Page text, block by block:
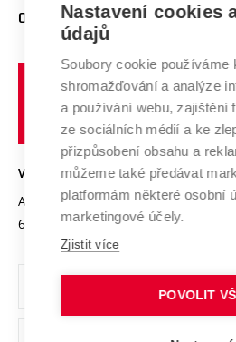
E-přihláška
Doktorské studium
Podpora podnikání
Mezinárodní vědecká rada
Systém zajišťování kvality výzkumu
Výzkumné infrastruktury
Transfer znalostí
Open Science
Projekty
Projekty ze strukturálních fondů
Specifický výzkum
Zahraniční spolupráce
Spolupráce se školami
Služby univerzity
Mezinárodní dohody
Univerzitní sítě
O UNIVERZITĚ
Profil univerzity
Udržitelná univerzita
Podnikavá univerzita / ContriBUTe
Bezpečná univerzita
Vyznamenání
Organizační struktura
Ochrana osobních údajů
VYSOKÉ UČENÍ TECHNICKÉ V BRNĚ
Antonínská 548/1
602 00 Brno
www.vut.cz
vut@vutbr.cz
Nastavení cookies
údajů
Soubory cookie používáme
shromažďování a analýze
a používání webu, zajištění
ze sociálních médií a ke
přizpůsobení obsahu a
můžeme také předávat
platformám některé osobní
marketingové účely.
Zjistit více
POVOLIT